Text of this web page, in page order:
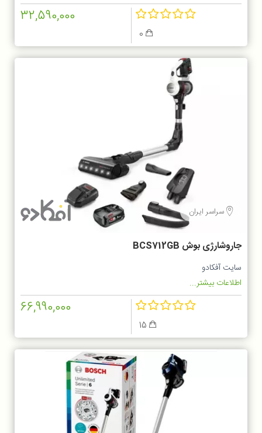
0
32,590,000
سراسر ایران
جاروشارژی بوش BCS712GB
سایت آفکادو
اطلاعات بیشتر...
15
66,990,000